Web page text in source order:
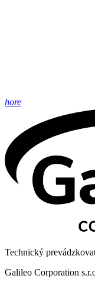
hore
Technický
Galileo Corporation